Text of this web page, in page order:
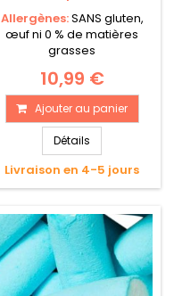
Allergènes:SANS gluten,
œuf ni 0 % de matières
grasses
10,99 €
Ajouter au panier
Détails
Livraison en 4-5 jours